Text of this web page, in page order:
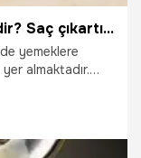
Sarımsağın saça faydaları nelerdir? Saç çıkartır mı?
yemeklere
almaktadır.